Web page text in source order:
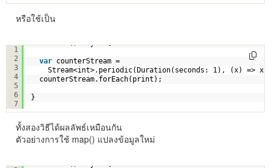
หรือใช้เป็น
1
2
3
4
5
6
7
var counterStream =
Stream<int>.periodic(Duration(seconds: 1), (x) =>
counterStream.forEach(print);
}
ทั้งสองวิธีได้ผลลัพธ์เหมือนกัน
ตัวอย่างการใช้ map() แปลงข้อมูลใหม่